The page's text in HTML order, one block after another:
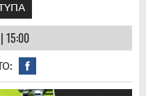
15:00